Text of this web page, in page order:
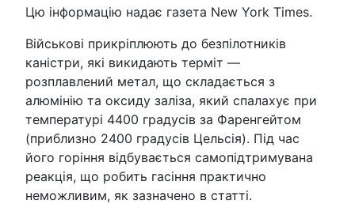
Цю інформацію надає газета New York Times.
Військові прикріплюють до безпілотників
каністри, які викидають терміт —
розплавлений метал, що складається з
алюмінію та оксиду заліза, який спалахує при
температурі 4400 градусів за Фаренгейтом
(приблизно 2400 градусів Цельсія). Під час
його горіння відбувається самопідтримувана
реакція, що робить гасіння практично
неможливим, як зазначено в статті.